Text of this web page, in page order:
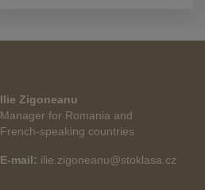
Ilie Zigoneanu
Manager for Romania and
French-speaking countries
E-mail: ilie.zigoneanu@stoklasa.cz